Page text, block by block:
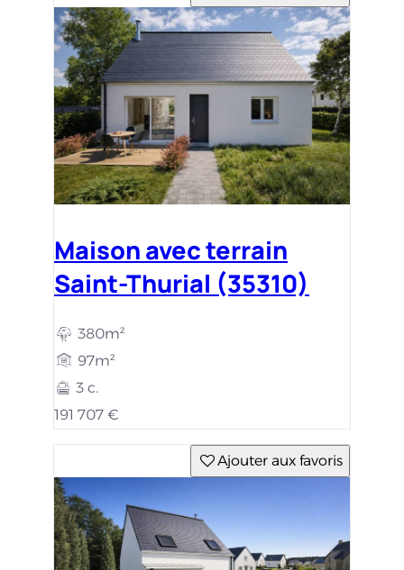
Maison avec terrain
Saint-Thurial (35310)
380m²
97m²
3 c.
191 707 €
Ajouter aux favoris